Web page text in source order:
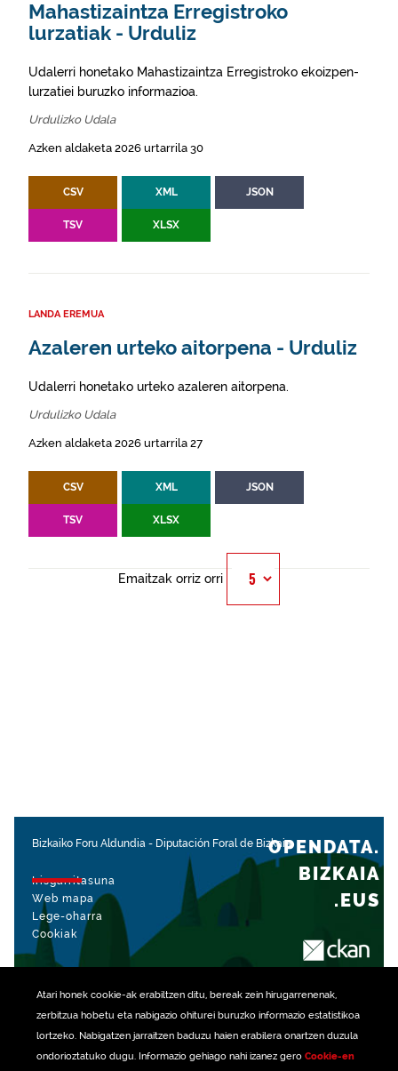
Atari honek cookie-ak erabiltzen ditu, bereak zein hirugarrenenak,
zerbitzua hobetu eta nabigazio ohiturei buruzko informazio estatistikoa
lortzeko. Nabigatzen jarraitzen baduzu haien erabilera onartzen duzula
ondorioztatuko dugu. Informazio gehiago nahi izanez gero Cookie-en
Mahastizaintza Erregistroko
lurzatiak - Urduliz
Udalerri honetako Mahastizaintza Erregistroko ekoizpen-
lurzatiei buruzko informazioa.
Urdulizko Udala
Azken aldaketa 2026 urtarrila 30
CSV XML JSON
TSV XLSX
LANDA EREMUA
Azaleren urteko aitorpena - Urduliz
Udalerri honetako urteko azaleren aitorpena.
Urdulizko Udala
Azken aldaketa 2026 urtarrila 27
CSV XML JSON
TSV XLSX
Emaitzak orriz orri
Bizkaiko Foru Aldundia - Diputación Foral de Bizkaia
Irisgarritasuna
Web mapa
Lege-oharra
Cookiak
OPENDATA.
BIZKAIA
.EUS